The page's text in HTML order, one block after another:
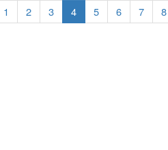
1 2 3 4(目前頁次)
5 6 7 8